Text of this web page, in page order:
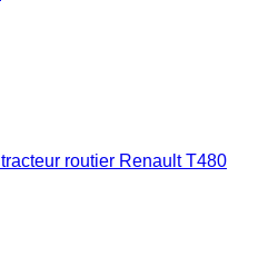
tracteur routier Renault T480